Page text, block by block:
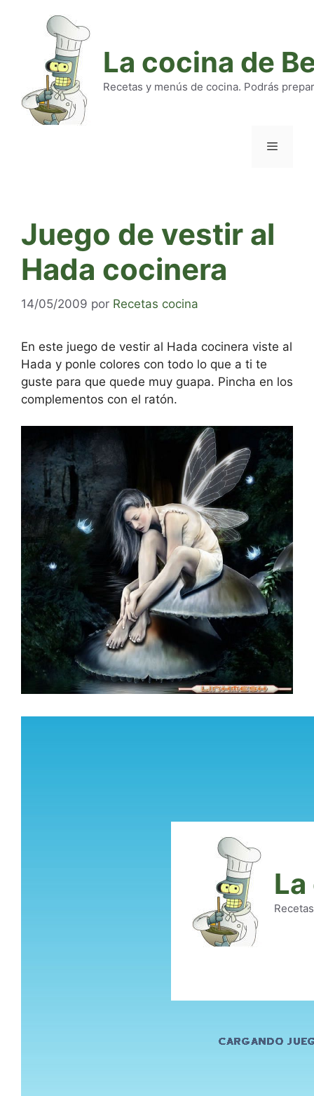
La cocina de
Recetas y menús de cocina. Podrás
Juego de vestir al
Hada cocinera
14/05/2009 por Recetas cocina
En este juego de vestir al Hada cocinera viste al
Hada y ponle colores con todo lo que a ti te
guste para que quede muy guapa. Pincha en los
complementos con el ratón.